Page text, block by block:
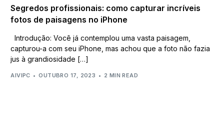
Segredos profissionais: como capturar incríveis
fotos de paisagens no iPhone
Introdução: Você já contemplou uma vasta paisagem,
capturou-a com seu iPhone, mas achou que a foto não fazia
jus à grandiosidade […]
AIVIPC OUTUBRO 17, 2023 2 MIN READ